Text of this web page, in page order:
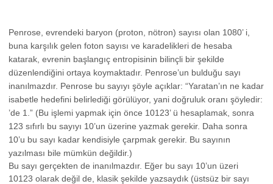
Penrose, evrendeki baryon (proton, nötron) sayısı olan 1080’ i,
buna karşılık gelen foton sayısı ve karadelikleri de hesaba
katarak, evrenin başlangıç entropisinin bilinçli bir şekilde
düzenlendiğini ortaya koymaktadır. Penrose’un bulduğu sayı
inanılmazdır. Penrose bu sayıyı şöyle açıklar: “Yaratan’ın ne kadar
isabetle hedefini belirlediği görülüyor, yani doğruluk oranı şöyledir:
’de 1.” (Bu işlemi yapmak için önce 10123’ ü hesaplamak, sonra
123 sıfırlı bu sayıyı 10’un üzerine yazmak gerekir. Daha sonra
10’u bu sayı kadar kendisiyle çarpmak gerekir. Bu sayının
yazılması bile mümkün değildir.)
Bu sayı gerçekten de inanılmazdır. Eğer bu sayı 10’un üzeri
10123 olarak değil de, klasik şekilde yazsaydık (üstsüz bir sayı